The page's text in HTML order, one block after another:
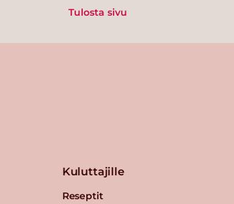
Tulosta sivu
Kuluttajille
Reseptit